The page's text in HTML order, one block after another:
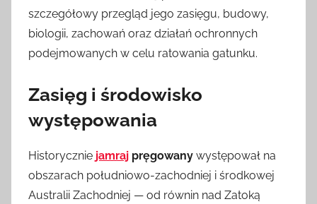
szczegółowy przegląd jego zasięgu, budowy,
biologii, zachowań oraz działań ochronnych
podejmowanych w celu ratowania gatunku.
Zasięg i środowisko
występowania
Historycznie jamraj pręgowany występował na
obszarach południowo-zachodniej i środkowej
Australii Zachodniej — od równin nad Zatoką